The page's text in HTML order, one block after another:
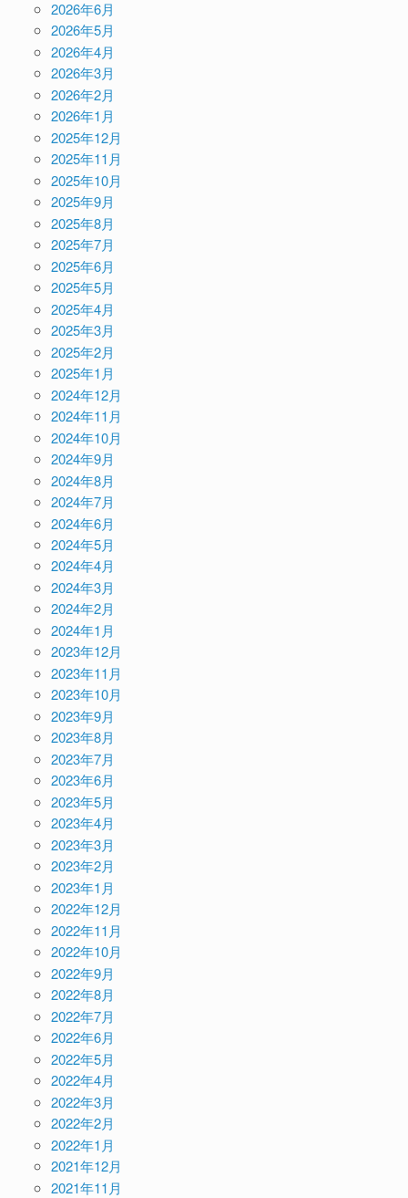
2026年6月
2026年5月
2026年4月
2026年3月
2026年2月
2026年1月
2025年12月
2025年11月
2025年10月
2025年9月
2025年8月
2025年7月
2025年6月
2025年5月
2025年4月
2025年3月
2025年2月
2025年1月
2024年12月
2024年11月
2024年10月
2024年9月
2024年8月
2024年7月
2024年6月
2024年5月
2024年4月
2024年3月
2024年2月
2024年1月
2023年12月
2023年11月
2023年10月
2023年9月
2023年8月
2023年7月
2023年6月
2023年5月
2023年4月
2023年3月
2023年2月
2023年1月
2022年12月
2022年11月
2022年10月
2022年9月
2022年8月
2022年7月
2022年6月
2022年5月
2022年4月
2022年3月
2022年2月
2022年1月
2021年12月
2021年11月